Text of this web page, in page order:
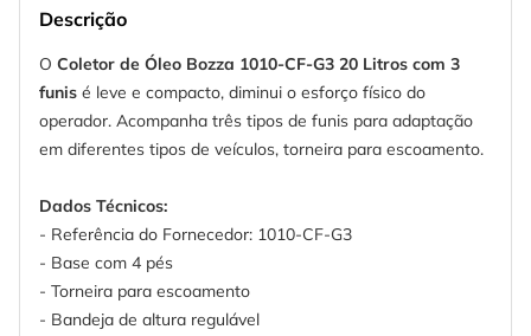
Descrição
O Coletor de Óleo Bozza 1010-CF-G3 20 Litros com 3
funis é leve e compacto, diminui o esforço físico do
operador. Acompanha três tipos de funis para adaptação
em diferentes tipos de veículos, torneira para escoamento.
Dados Técnicos:
- Referência do Fornecedor: 1010-CF-G3
- Base com 4 pés
- Torneira para escoamento
- Bandeja de altura regulável